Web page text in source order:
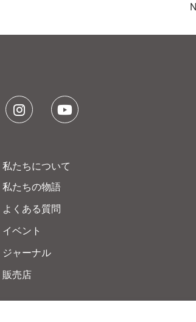
私たちについて
私たちの物語
よくある質問
イベント
ジャーナル
販売店